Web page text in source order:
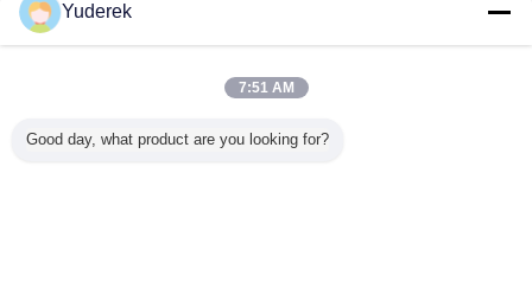
多く自動シーリング機械
Yuderek
7:51 AM
Good day, what product are you looking for?